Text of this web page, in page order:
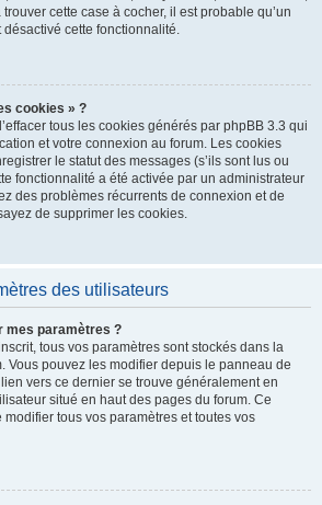
cette case à cocher, il est probable qu’un
cette fonctionnalité.
cookies » ?
tous les cookies générés par phpBB 3.3 qui
et votre connexion au forum. Les cookies
le statut des messages (s’ils sont lus ou
fonctionnalité a été activée par un administrateur
des problèmes récurrents de connexion et de
de supprimer les cookies.
des utilisateurs
mes paramètres ?
tous vos paramètres sont stockés dans la
Vous pouvez les modifier depuis le panneau de
vers ce dernier se trouve généralement en
situé en haut des pages du forum. Ce
tous vos paramètres et toutes vos